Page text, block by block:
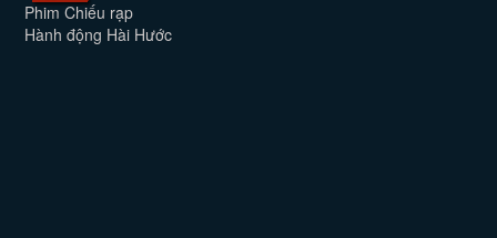
Phim Chiếu rạp
Hành động Hài Hước